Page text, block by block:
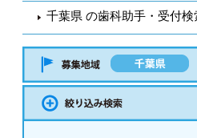
千葉県 の歯科助手・受付検